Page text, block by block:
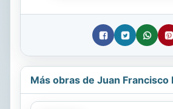
Más obras de Juan Francisco